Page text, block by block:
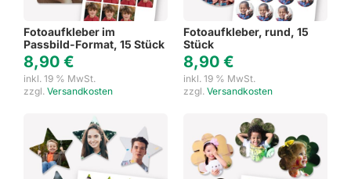
Fotoaufkleber im
Passbild-Format, 15 Stück
8,90 €
inkl. 19 % MwSt.
zzgl. Versandkosten
Fotoaufkleber, rund, 15
Stück
8,90 €
inkl. 19 % MwSt.
zzgl. Versandkosten